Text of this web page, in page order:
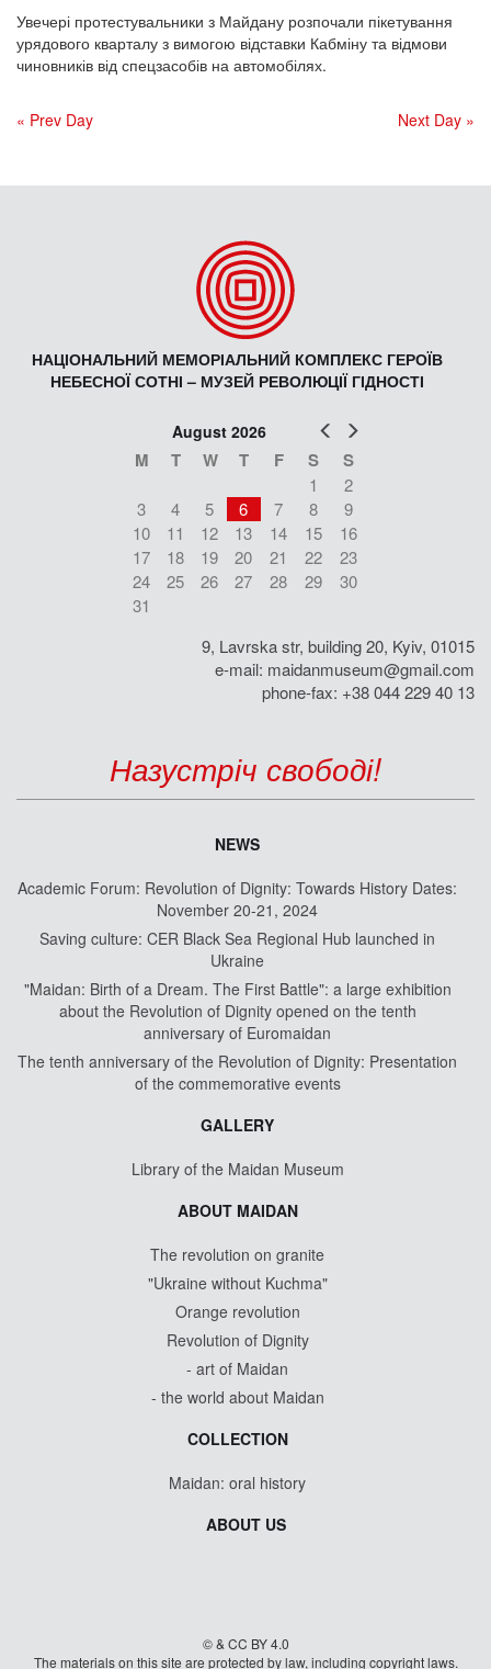
Увечері протестувальники з Майдану розпочали пікетування
урядового кварталу з вимогою відставки Кабміну та відмови
чиновників від спецзасобів на автомобілях.
« Prev Day Next Day »
НАЦІОНАЛЬНИЙ МЕМОРІАЛЬНИЙ КОМПЛЕКС ГЕРОЇВ
НЕБЕСНОЇ СОТНІ – МУЗЕЙ РЕВОЛЮЦІЇ ГІДНОСТІ
Prev
August 2026
M T W T F S S
1
2
3
4 5 6 7 8
9
10
11 12 13 14 15
16
17
18 19 20 21 22
23
24
25 26 27 28 29
30
31
9, Lavrska str, building 20, Kyiv, 01015
e-mail: maidanmuseum@gmail.com
phone-fax: +38 044 229 40 13
Назустріч свободі!
NEWS
Academic Forum: Revolution of Dignity: Towards History Dates:
November 20-21, 2024
Saving culture: CER Black Sea Regional Hub launched in
Ukraine
"Maidan: Birth of a Dream. The First Battle": a large exhibition
about the Revolution of Dignity opened on the tenth
anniversary of Euromaidan
The tenth anniversary of the Revolution of Dignity: Presentation
of the commemorative events
GALLERY
Library of the Maidan Museum
ABOUT MAIDAN
The revolution on granite
"Ukraine without Kuchma"
Orange revolution
Revolution of Dignity
- art of Maidan
- the world about Maidan
COLLECTION
Maidan: oral history
ABOUT US
© & CC BY 4.0
The materials on this site are protected by law, including copyright laws.